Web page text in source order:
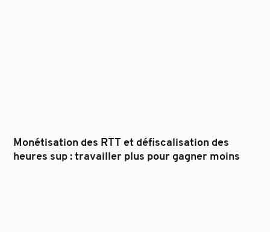
Monétisation des RTT et défiscalisation des
heures sup : travailler plus pour gagner moins